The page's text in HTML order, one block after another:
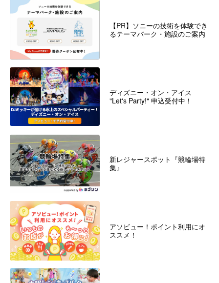
【PR】ソニーの技術を体験でき
るテーマパーク・施設のご案内
ディズニー・オン・アイス
"Let's Party!" 申込受付中！
新レジャースポット『競輪場特
集』
アソビュー！ポイント利用にオ
ススメ！